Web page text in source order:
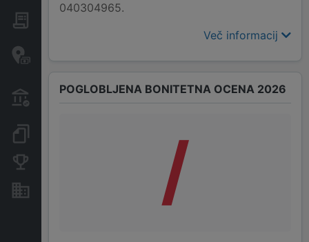
transakcije
Transakcije iz državnega
proračuna
040304965.
Več informacij
POGLOBLJENA BONITETNA OCENA 2026
/